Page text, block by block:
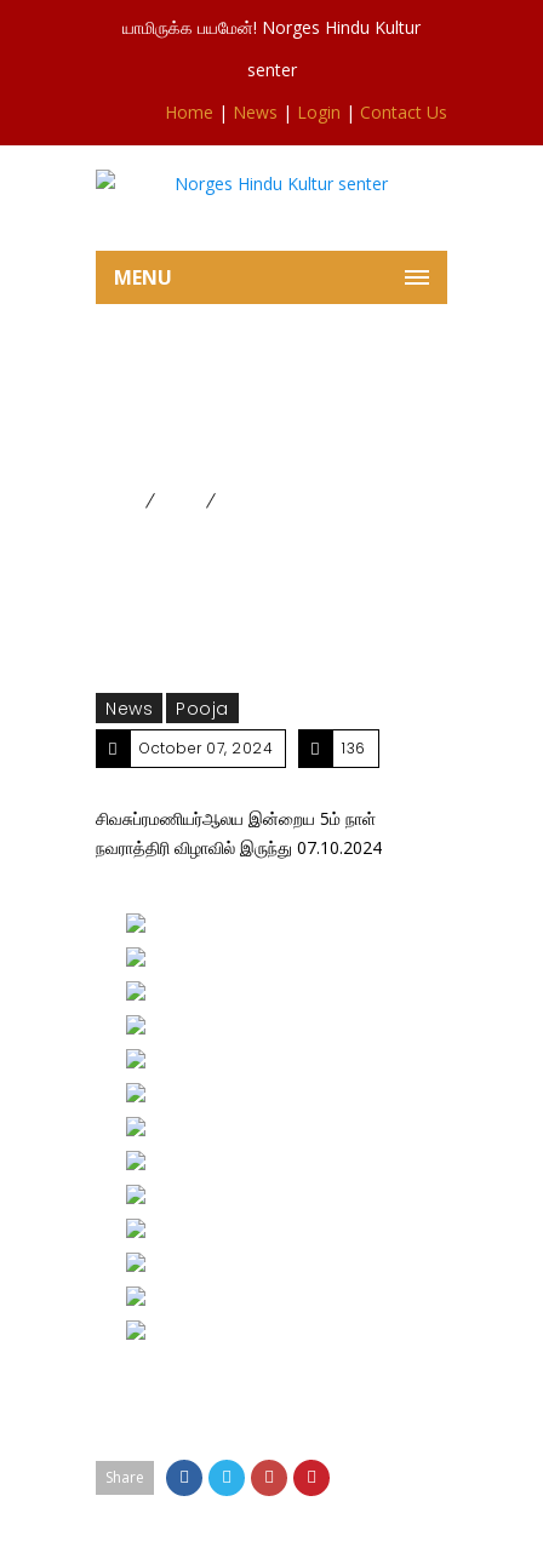
யாமிருக்க பயமேன்! Norges Hindu Kultur
senter
Home | News | Login | Contact Us
MENU
News Pooja
October 07, 2024 136
சிவசுப்ரமணியர்ஆலய இன்றைய 5ம் நாள்
நவராத்திரி விழாவில் இருந்து 07.10.2024
Share